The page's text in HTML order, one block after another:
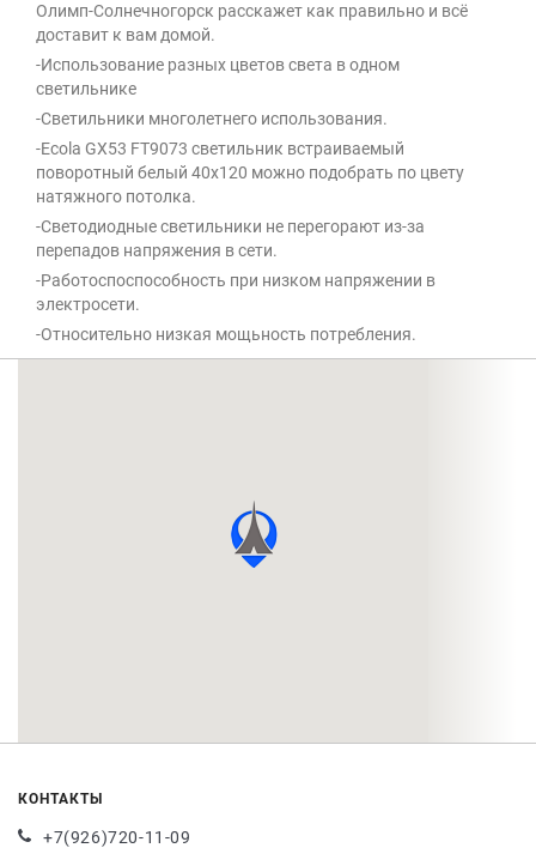
Олимп-Солнечногорск расскажет как правильно и всё
доставит к вам домой.
-Использование разных цветов света в одном
светильнике
-Светильники многолетнего использования.
-Ecola GX53 FT9073 светильник встраиваемый
поворотный белый 40x120 можно подобрать по цвету
натяжного потолка.
-Светодиодные светильники не перегорают из-за
перепадов напряжения в сети.
-Работоспоспособность при низком напряжении в
электросети.
-Относительно низкая мощьность потребления.
КОНТАКТЫ
+7(926)720-11-09